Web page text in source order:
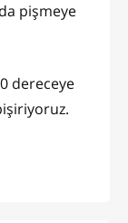
pişmeye
dereceye